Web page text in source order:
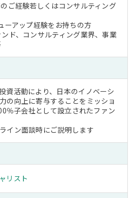
ご経験若しくはコンサルティング
ーアップ経験をお持ちの方
ンド、コンサルティング業界、事業
資活動により、日本のイノベーシ
の向上に寄与することをミッショ
％子会社として設立されたファン
イン面談時にご説明します
リスト